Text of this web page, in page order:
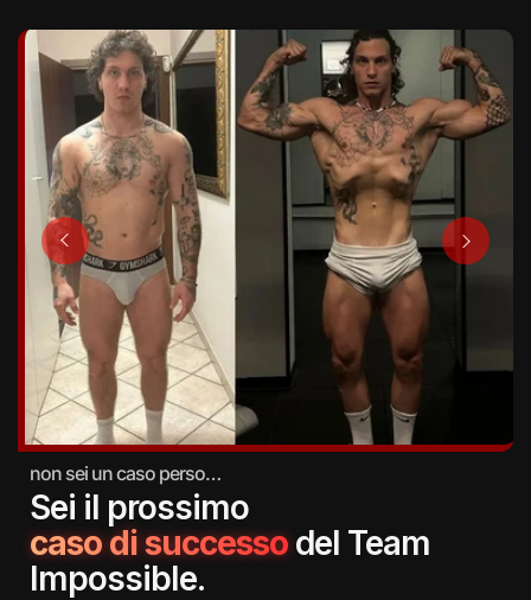
non sei un caso perso…
Sei il prossimo
caso di successodel Team
Impossible.